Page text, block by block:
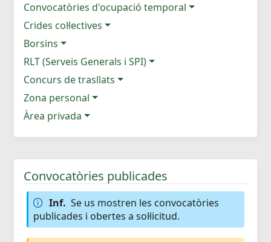
Convocatòries d'ocupació temporal
Crides col·lectives
Borsins
RLT (Serveis Generals i SPI)
Concurs de trasllats
Zona personal
Àrea privada
Convocatòries publicades
Inf. Se us mostren les convocatòries
publicades i obertes a sol·licitud.